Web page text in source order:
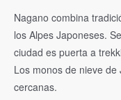
Nagano combina
los Alpes Japoneses.
ciudad es puerta a
Los monos de nieve
cercanas.